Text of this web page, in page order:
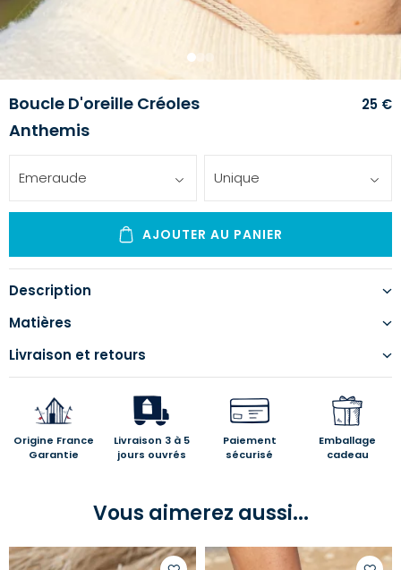
1 23
Boucle D'oreille Créoles
Anthemis
25 €
Emeraude Unique
AJOUTER AU PANIER
Description
Matières
Livraison et retours
Origine France
Garantie
Livraison 3 à 5
jours ouvrés
Paiement
sécurisé
Emballage
cadeau
Vous aimerez aussi...